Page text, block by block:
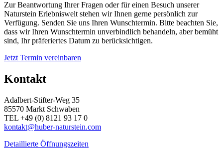
Zur Beantwortung Ihrer Fragen oder für einen Besuch unserer
Naturstein Erlebniswelt stehen wir Ihnen gerne persönlich zur
Verfügung. Senden Sie uns Ihren Wunschtermin. Bitte beachten Sie,
dass wir Ihren Wunschtermin unverbindlich behandeln, aber bemüht
sind, Ihr präferiertes Datum zu berücksichtigen.
Jetzt Termin vereinbaren
Kontakt
Adalbert-Stifter-Weg 35
85570 Markt Schwaben
TEL +49 (0) 8121 93 17 0
kontakt@huber-naturstein.com
Detaillierte Öffnungszeiten